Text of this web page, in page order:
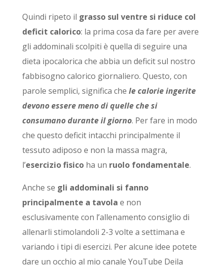
Quindi ripeto il grasso sul ventre si riduce col
deficit calorico: la prima cosa da fare per avere
gli addominali scolpiti è quella di seguire una
dieta ipocalorica che abbia un deficit sul nostro
fabbisogno calorico giornaliero. Questo, con
parole semplici, significa che le calorie ingerite
devono essere meno di quelle che si
consumano durante il giorno. Per fare in modo
che questo deficit intacchi principalmente il
tessuto adiposo e non la massa magra,
l’esercizio fisicoha un ruolo fondamentale.
Anche se gli addominali si fanno
principalmente a tavola e non
esclusivamente con l’allenamento consiglio di
allenarli stimolandoli 2-3 volte a settimana e
variando i tipi di esercizi. Per alcune idee potete
dare un occhio al mio canale YouTube Deila